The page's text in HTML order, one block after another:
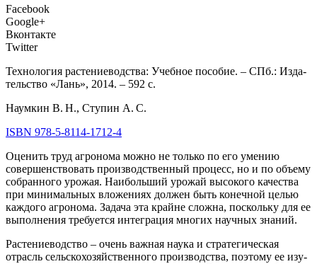
Facebook
Google+
Вконтакте
Twitter
Тех­но­ло­гия рас­те­ние­вод­ства: Учеб­ное посо­бие. – СПб.: Изда­
тель­ство «Лань», 2014. – 592 с.
Наум­кин В. Н., Сту­пин А. С.
ISBN 978‑5‑8114‑1712‑4
Оце­нить труд агро­но­ма мож­но не толь­ко по его уме­нию
cовер­шен­ство­вать про­из­вод­ствен­ный про­цесс, но и по объ­е­му
собран­но­го уро­жая. Наи­боль­ший уро­жай высо­ко­го каче­ства
при мини­маль­ных вло­же­ни­ях дол­жен быть конеч­ной целью
каж­до­го агро­но­ма. Зада­ча эта крайне слож­на, посколь­ку для ее
выпол­не­ния тре­бу­ет­ся инте­гра­ция мно­гих науч­ных знаний.
Рас­те­ние­вод­ство – очень важ­ная нау­ка и стра­те­ги­че­ская
отрасль сель­ско­хо­зяй­ствен­но­го про­из­вод­ства, поэто­му ее изу­